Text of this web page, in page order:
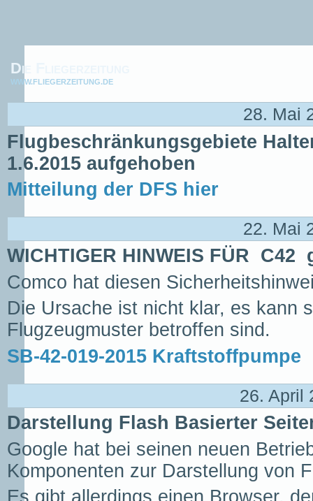
Die Fliegerzeitung
WWW.FLIEGERZEITUNG.DE
28. Mai
Flugbeschränkungsgebiete
1.6.2015 aufgehoben
Mitteilung der DFS hier
22. Mai
WICHTIGER HINWEIS FÜR C42
Comco hat diesen
Die Ursache ist nicht klar, es kann
Flugzeugmuster betroffen sind.
SB-42-019-2015 Kraftstoffpumpe
26. April
Darstellung Flash Basierter
Google hat bei seinen neuen
Komponenten zur Darstellung von